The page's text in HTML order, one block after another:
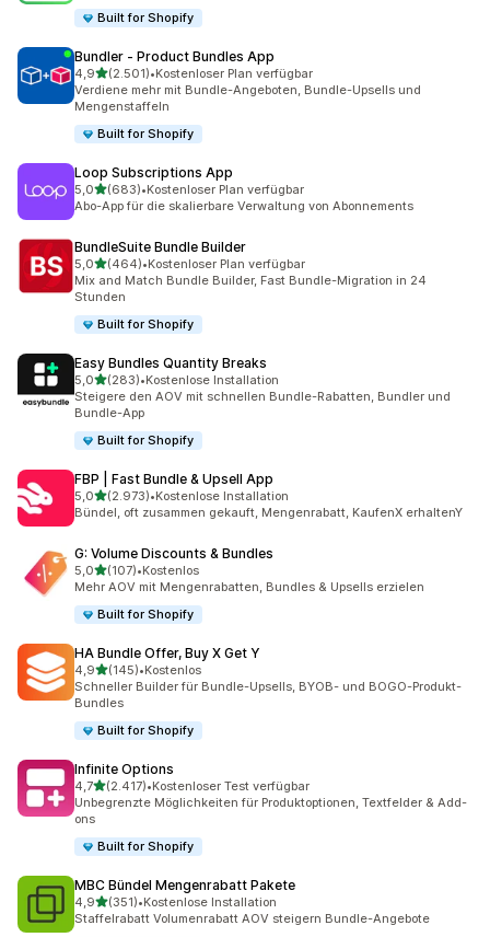
Built for Shopify
Bundler ‑ Product Bundles App
4,9von 5 Sternen
(2.501)
2501 Rezensionen insgesamt
•Kostenloser Plan verfügbar
Verdiene mehr mit Bundle-Angeboten, Bundle-Upsells und
Mengenstaffeln
Built for Shopify
Loop Subscriptions App
5,0von 5 Sternen
(683)
683 Rezensionen insgesamt
•Kostenloser Plan verfügbar
Abo-App für die skalierbare Verwaltung von Abonnements
BundleSuite Bundle Builder
5,0von 5 Sternen
(464)
464 Rezensionen insgesamt
•Kostenloser Plan verfügbar
Mix and Match Bundle Builder, Fast Bundle-Migration in 24
Stunden
Built for Shopify
Easy Bundles Quantity Breaks
5,0von 5 Sternen
(283)
283 Rezensionen insgesamt
•Kostenlose Installation
Steigere den AOV mit schnellen Bundle-Rabatten, Bundler und
Bundle-App
Built for Shopify
FBP | Fast Bundle & Upsell App
5,0von 5 Sternen
(2.973)
2973 Rezensionen insgesamt
•Kostenlose Installation
Bündel, oft zusammen gekauft, Mengenrabatt, KaufenX erhaltenY
G: Volume Discounts & Bundles
5,0von 5 Sternen
(107)
107 Rezensionen insgesamt
•Kostenlos
Mehr AOV mit Mengenrabatten, Bundles & Upsells erzielen
Built for Shopify
HA Bundle Offer, Buy X Get Y
4,9von 5 Sternen
(145)
145 Rezensionen insgesamt
•Kostenlos
Schneller Builder für Bundle-Upsells, BYOB- und BOGO-Produkt-
Bundles
Built for Shopify
Infinite Options
4,7von 5 Sternen
(2.417)
2417 Rezensionen insgesamt
•Kostenloser Test verfügbar
Unbegrenzte Möglichkeiten für Produktoptionen, Textfelder & Add-
ons
Built for Shopify
MBC Bündel Mengenrabatt Pakete
4,9von 5 Sternen
(351)
351 Rezensionen insgesamt
•Kostenlose Installation
Staffelrabatt Volumenrabatt AOV steigern Bundle-Angebote